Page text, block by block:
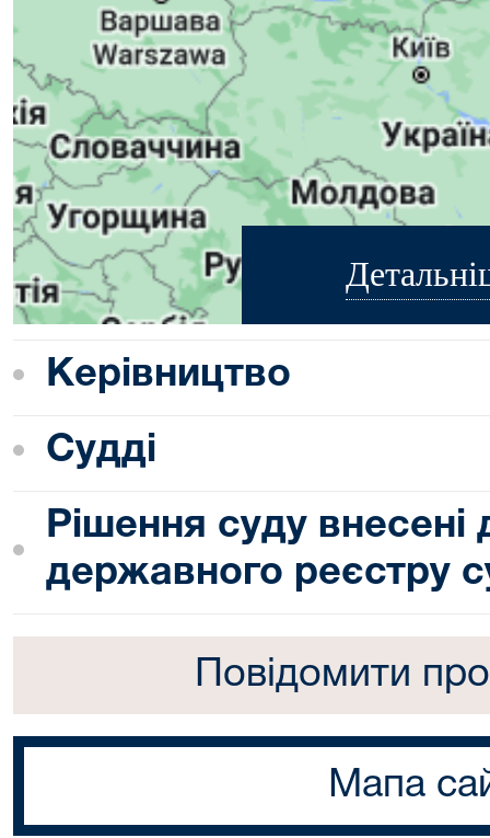
Керівництво
Судді
Рішення суду
державного реєстру
Повідомити
Мапа